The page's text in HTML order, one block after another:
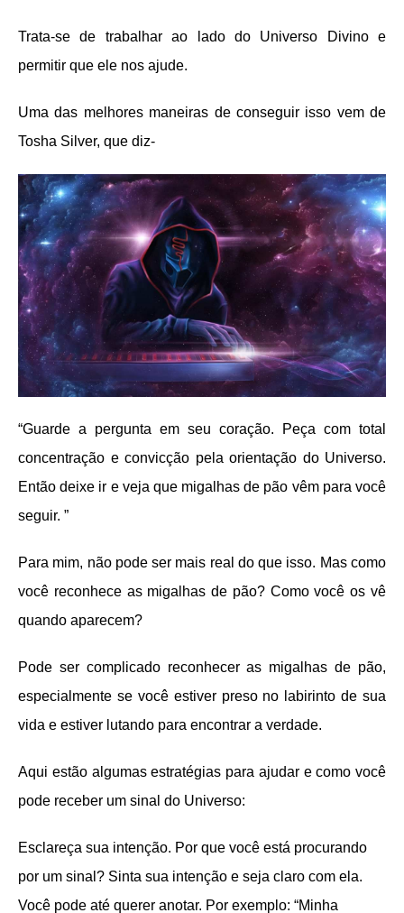
Trata-se de trabalhar ao lado do Universo Divino e
permitir que ele nos ajude.
Uma das melhores maneiras de conseguir isso vem de
Tosha Silver, que diz-
“Guarde a pergunta em seu coração. Peça com total
concentração e convicção pela orientação do Universo.
Então deixe ir e veja que migalhas de pão vêm para você
seguir. ”
Para mim, não pode ser mais real do que isso. Mas como
você reconhece as migalhas de pão? Como você os vê
quando aparecem?
Pode ser complicado reconhecer as migalhas de pão,
especialmente se você estiver preso no labirinto de sua
vida e estiver lutando para encontrar a verdade.
Aqui estão algumas estratégias para ajudar e como você
pode receber um sinal do Universo:
Esclareça sua intenção. Por que você está procurando
por um sinal? Sinta sua intenção e seja claro com ela.
Você pode até querer anotar. Por exemplo: “Minha